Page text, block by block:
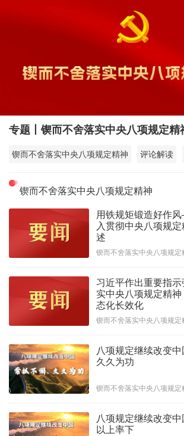
专题丨锲而不舍落实中央八项规定精
锲而不舍落实中央八项规定精神 评论解读
锲而不舍落实中央八项规定精神
用铁规矩锻造好作
入贯彻中央八项规
述
锲而不舍落实中央八项规定
习近平作出重要指
实中央八项规定精
态化长效化
锲而不舍落实中央八项规定
八项规定继续改变中
久久为功
锲而不舍落实中央八项规定
八项规定继续改变中
以上率下